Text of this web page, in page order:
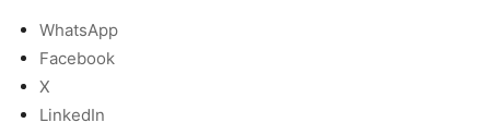
WhatsApp
Facebook
X
LinkedIn